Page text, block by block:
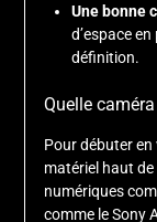
Une bonne
d’espace
définition.
Quelle
Pour débuter en
matériel haut
numériques
comme le Sony